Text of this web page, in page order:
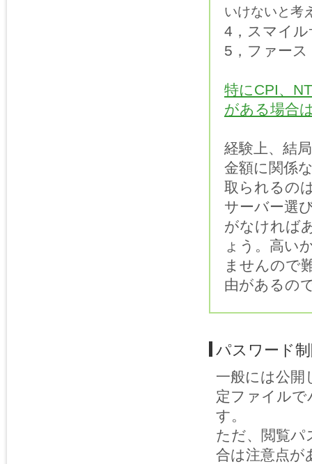
いけないと考
4，スマイ
5，ファー
特にCPI、
がある場合
経験上、結
金額に関係
取られるの
サーバー選
がなければ
ょう。高い
ませんので
由があるの
パスワード
一般には公開
定ファイルで
す。
ただ、閲覧パ
合は注意点が